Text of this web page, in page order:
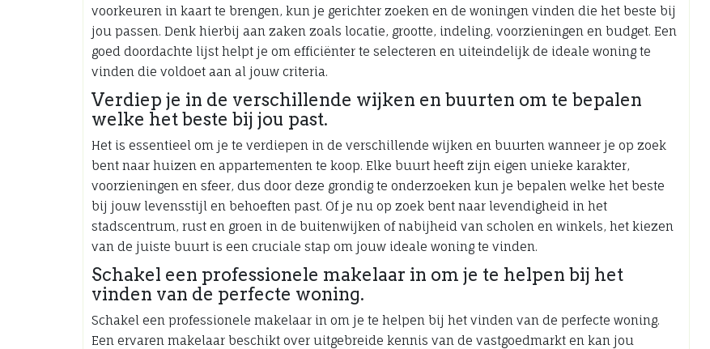
voorkeuren in kaart te brengen, kun je gerichter zoeken en de woningen vinden die het beste bij
jou passen. Denk hierbij aan zaken zoals locatie, grootte, indeling, voorzieningen en budget. Een
goed doordachte lijst helpt je om efficiënter te selecteren en uiteindelijk de ideale woning te
vinden die voldoet aan al jouw criteria.
Verdiep je in de verschillende wijken en buurten om te bepalen
welke het beste bij jou past.
Het is essentieel om je te verdiepen in de verschillende wijken en buurten wanneer je op zoek
bent naar huizen en appartementen te koop. Elke buurt heeft zijn eigen unieke karakter,
voorzieningen en sfeer, dus door deze grondig te onderzoeken kun je bepalen welke het beste
bij jouw levensstijl en behoeften past. Of je nu op zoek bent naar levendigheid in het
stadscentrum, rust en groen in de buitenwijken of nabijheid van scholen en winkels, het kiezen
van de juiste buurt is een cruciale stap om jouw ideale woning te vinden.
Schakel een professionele makelaar in om je te helpen bij het
vinden van de perfecte woning.
Schakel een professionele makelaar in om je te helpen bij het vinden van de perfecte woning.
Een ervaren makelaar beschikt over uitgebreide kennis van de vastgoedmarkt en kan jou